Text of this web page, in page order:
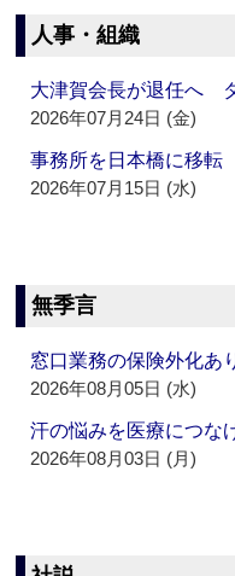
人事・組織
大津賀会長が退任へ
2026年07月24日 (金)
事務所を日本橋に移
2026年07月15日 (水)
無季言
窓口業務の保険外化あ
2026年08月05日 (水)
汗の悩みを医療につな
2026年08月03日 (月)